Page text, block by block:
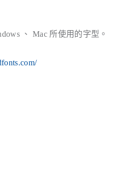
、 Mac 所使用的字型。